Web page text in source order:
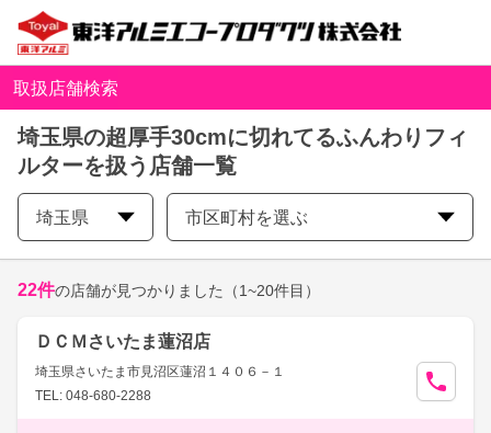
取扱店舗検索
埼玉県の超厚手30cmに切れてるふんわりフィ
ルターを扱う店舗一覧
埼玉県 市区町村を選ぶ
22件の店舗が見つかりました （1~20件目）
ＤＣＭさいたま蓮沼店
埼玉県さいたま市見沼区蓮沼１４０６－１
TEL: 048-680-2288